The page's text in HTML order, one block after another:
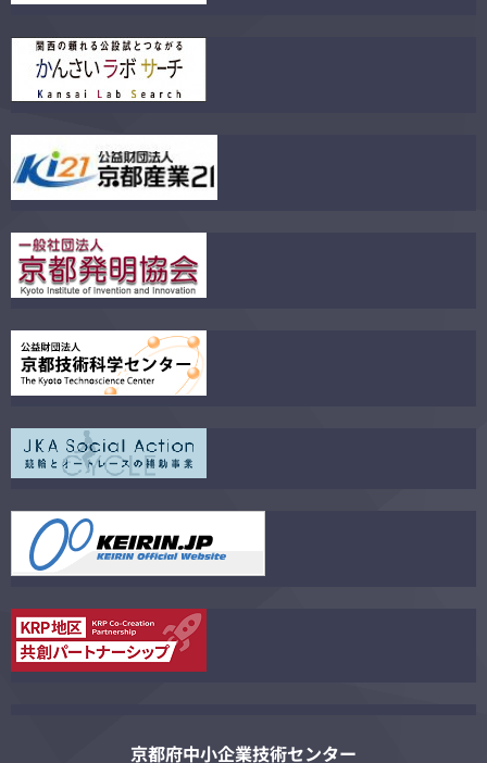
京都府中小企業技術センター